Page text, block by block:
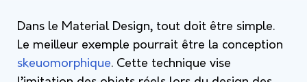
Dans le Material Design, tout doit être simple.
Le meilleur exemple pourrait être la conception
skeuomorphique. Cette technique vise